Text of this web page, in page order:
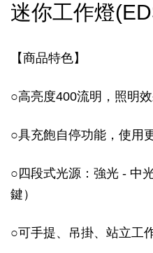
迷你工作燈
【商品特色】
○高亮度400流明，照明
○具充飽自停功能，使用
○ 四段式光源：強光 - 中
鍵）
○可手提、吊掛、站立工